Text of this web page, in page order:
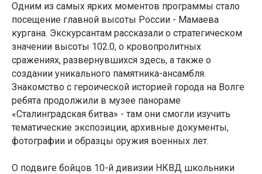
Одним из самых ярких моментов программы стало
посещение главной высоты России - Мамаева
кургана. Экскурсантам рассказали о стратегическом
значении высоты 102.0, о кровопролитных
сражениях, развернувшихся здесь, а также о
создании уникального памятника-ансамбля.
Знакомство с героической историей города на Волге
ребята продолжили в музее панораме
«Сталинградская битва» - там они смогли изучить
тематические экспозиции, архивные документы,
фотографии и образцы оружия военных лет.
О подвиге бойцов 10-й дивизии НКВД школьники